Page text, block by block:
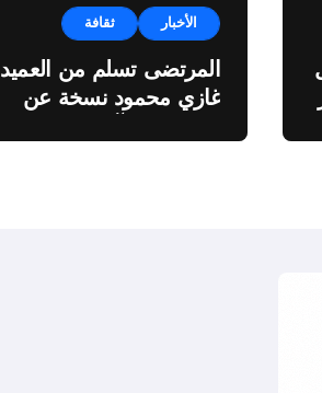
الأخبار ثقافة
المرتضى تسلم من العميد
غازي محمود نسخة عن